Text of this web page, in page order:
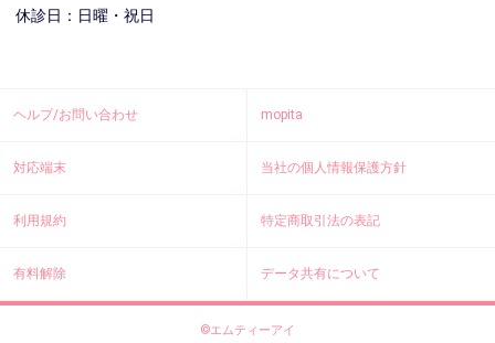
休診日：日曜・祝日
ヘルプ/お問い合わせ mopita
対応端末 当社の個人情報保護方針
利用規約 特定商取引法の表記
有料解除 データ共有について
©エムティーアイ